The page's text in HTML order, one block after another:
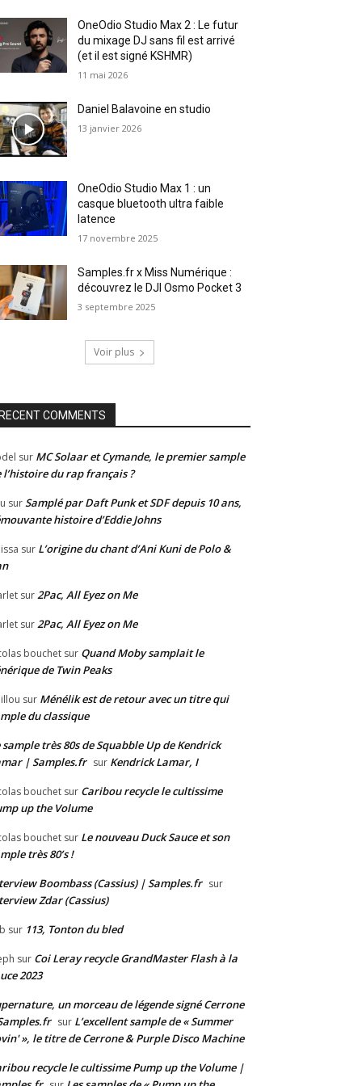
OneOdio Studio Max 2 : Le futur
du mixage DJ sans fil est arrivé
(et il est signé KSHMR)
11 mai 2026
Daniel Balavoine en studio
13 janvier 2026
OneOdio Studio Max 1 : un
casque bluetooth ultra faible
latence
17 novembre 2025
Samples.fr x Miss Numérique :
découvrez le DJI Osmo Pocket 3
3 septembre 2025
Voir plus
COMMENTS
sur MC Solaar et Cymande, le premier sample
l’histoire du rap français ?
surSamplé par Daft Punk et SDF depuis 10 ans,
histoire d’Eddie Johns
sur L’origine du chant d’Ani Kuni de Polo &
sur2Pac, All Eyez on Me
sur2Pac, All Eyez on Me
bouchet sur Quand Moby samplait le
de Twin Peaks
sur Ménélik est de retour avec un titre qui
du classique
sample très 80s de Squabble Up de Kendrick
| Samples.fr sur Kendrick Lamar, I
bouchet sur Caribou recycle le cultissime
up the Volume
bouchet sur Le nouveau Duck Sauce et son
très 80’s !
Boombass (Cassius) | Samples.fr sur
Zdar (Cassius)
sur 113, Tonton du bled
sur Coi Leray recycle GrandMaster Flash à la
2023
un morceau de légende signé Cerrone
sur L’excellent sample de « Summer
», le titre de Cerrone & Purple Disco Machine
recycle le cultissime Pump up the Volume |